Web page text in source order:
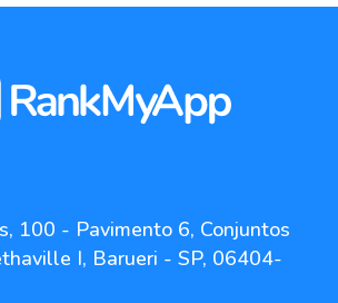
100 - Pavimento 6, Conjuntos
I, Barueri - SP, 06404-